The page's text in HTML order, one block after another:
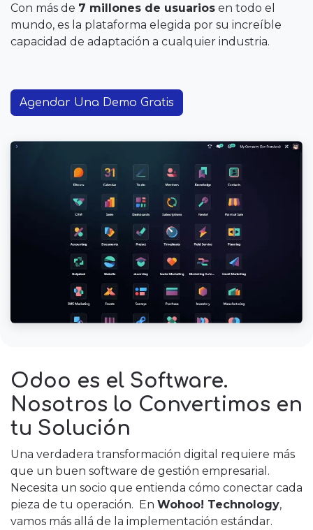
Con más de 7 millones de usuarios en todo el
mundo, es la plataforma elegida por su increíble
capacidad de adaptación a cualquier industria.
Agendar Una Demo Gratis
Odoo es el Software.
Nosotros lo Convertimos en
tu Solución
Una verdadera transformación digital requiere más
que un buen software de gestión empresarial.
Necesita un socio que entienda cómo conectar cada
pieza de tu operación. En Wohoo! Technology,
vamos más allá de la implementación estándar.